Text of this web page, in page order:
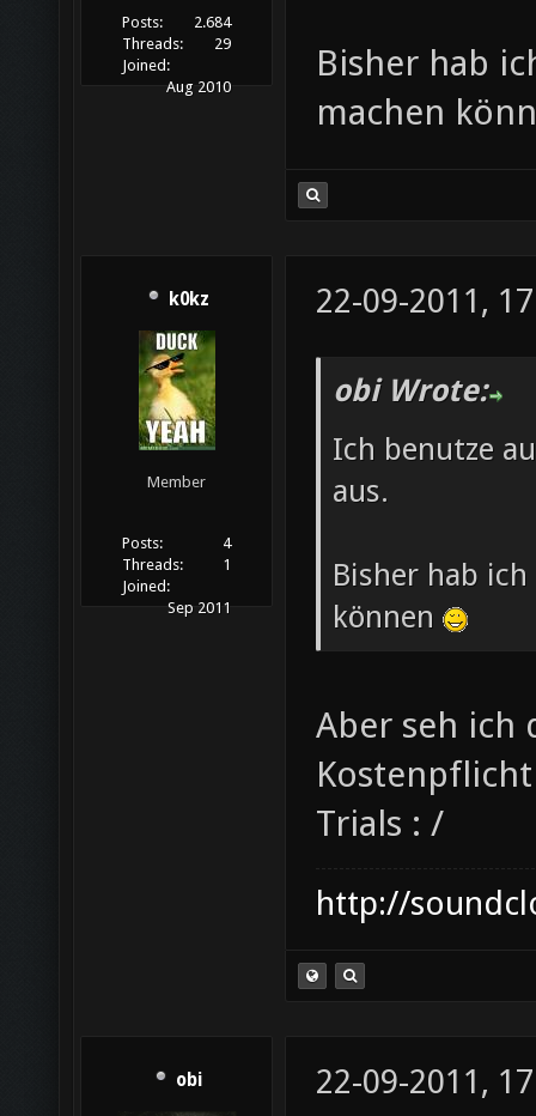
Posts:
2.684
Threads:
29
Joined:
Aug 2010
Bisher hab
machen
k0kz
Member
Posts:
4
Threads:
1
Joined:
Sep 2011
22-09-2011,
obi Wrote:
Ich benutze
aus.
Bisher hab
können
Aber seh ich
Trials : /
http://
obi 22-09-2011,